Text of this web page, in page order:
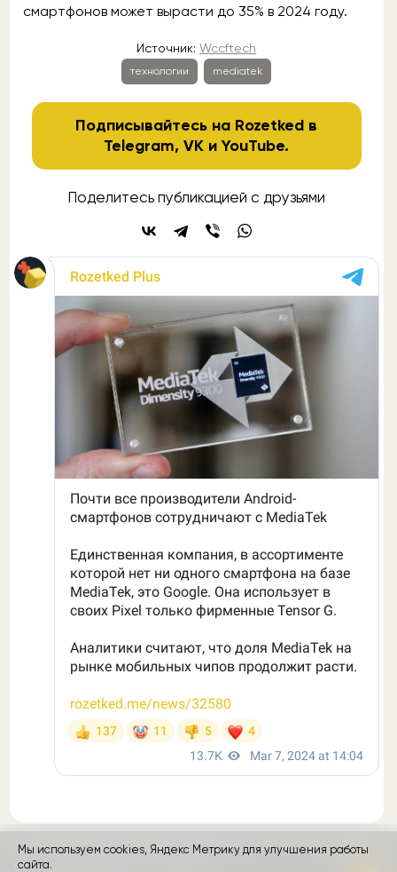
смартфонов может вырасти до 35% в 2024 году.
Источник:Wccftech
технологии mediatek
Подписывайтесь на Rozetked в
Telegram,VK иYouTube.
Поделитесь публикацией с друзьями
контакты
Мы используем cookies, Яндекс Метрику для улучшения работы
сайта.